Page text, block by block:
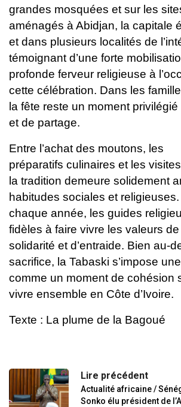
grandes mosquées et sur les
aménagés à Abidjan, la capitale
et dans plusieurs localités de
témoignant d’une forte
profonde ferveur religieuse à
cette célébration. Dans les
la fête reste un moment privilégié
et de partage.
Entre l’achat des moutons, les
préparatifs culinaires et les
la tradition demeure solidement
habitudes sociales et religieuses.
chaque année, les guides
fidèles à faire vivre les valeurs
solidarité et d’entraide. Bien au-
sacrifice, la Tabaski s’impose
comme un moment de cohésion
vivre ensemble en Côte d’Ivoire.
Texte : La plume de la Bagoué
Lire précédent
Actualité africaine /
Sonko élu président de